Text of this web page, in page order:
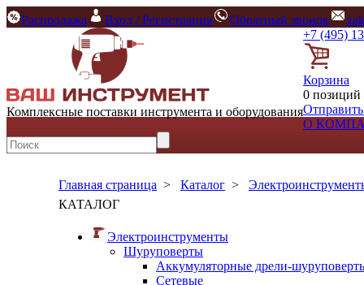
Распродажа Вход / Регистрация Обратный звонок
Комплексные поставки инструмента и оборудования
+7 (495)
Корзина
0 позиций
Отправить
О
Главная страница > Каталог >
КАТАЛОГ
Электроинструменты
Шуруповерты
Аккумуляторные дрели-
Сетевые